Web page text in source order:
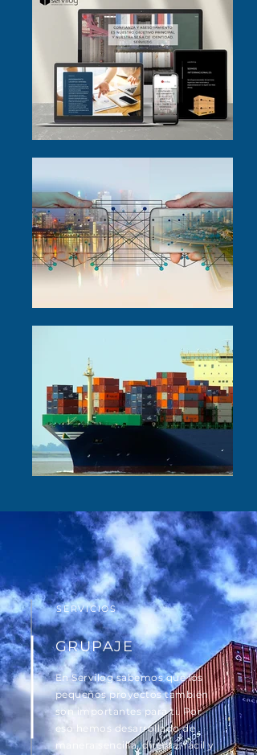
SERVICIOS
GRUPAJE
En Servilog sabemos que los
pequeños proyectos también
son importantes para ti. Por
eso hemos desarrollado de
manera sencilla, directa, fácil y